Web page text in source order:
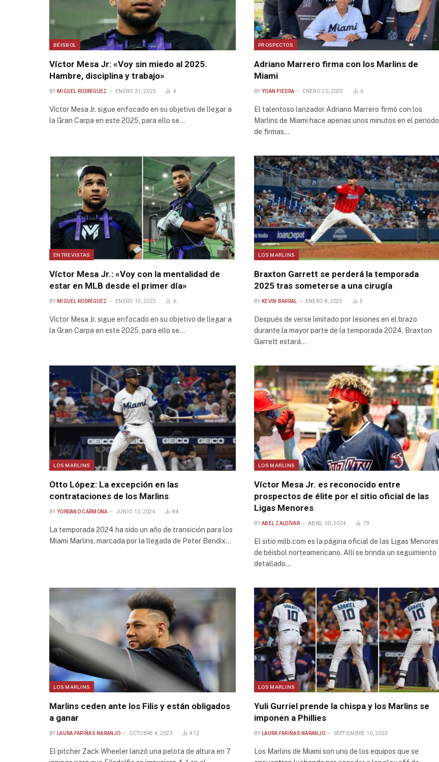
BÉISBOL
Víctor Mesa Jr: «Voy sin miedo al 2025.
Hambre, disciplina y trabajo»
BY MIGUEL RODRÍGUEZ ENERO 31, 2025 4
Víctor Mesa Jr. sigue enfocado en su objetivo de llegar a
la Gran Carpa en este 2025, para ello se…
PROSPECTOS
Adriano Marrero firma con los Marlins de
Miami
BY YOAN PIEDRA ENERO 20, 2025 6
El talentoso lanzador Adriano Marrero firmó con los
Marlins de Miami hace apenas unos minutos en el periodo
de firmas…
ENTREVISTAS
Víctor Mesa Jr.: «Voy con la mentalidad de
estar en MLB desde el primer día»
BY MIGUEL RODRÍGUEZ ENERO 15, 2025 6
Víctor Mesa Jr. sigue enfocado en su objetivo de llegar a
la Gran Carpa en este 2025, para ello se…
LOS MARLINS
Braxton Garrett se perderá la temporada
2025 tras someterse a una cirugía
BY KEVIN BARRAL ENERO 8, 2025 5
Después de verse limitado por lesiones en el brazo
durante la mayor parte de la temporada 2024, Braxton
Garrett estará…
LOS MARLINS
Otto López: La excepción en las
contrataciones de los Marlins
BY YORDANO CARMONA JUNIO 13, 2024 84
La temporada 2024 ha sido un año de transición para los
Miami Marlins, marcada por la llegada de Peter Bendix…
LOS MARLINS
Víctor Mesa Jr. es reconocido entre
prospectos de élite por el sitio oficial de las
Ligas Menores
BY ABEL ZALDÍVAR ABRIL 30, 2024 79
El sitio milb.com es la página oficial de las Ligas Menores
de béisbol norteamericano. Allí se brinda un seguimiento
detallado…
LOS MARLINS
Marlins ceden ante los Filis y están obligados
a ganar
BY LAURA FARIÑAS NARANJO OCTUBRE 4, 2023 412
El pitcher Zack Wheeler lanzó una pelota de altura en 7
LOS MARLINS
Yuli Gurriel prende la chispa y los Marlins se
imponen a Phillies
BY LAURA FARIÑAS NARANJO SEPTIEMBRE 10, 2023
Los Marlins de Miami son uno de los equipos que se